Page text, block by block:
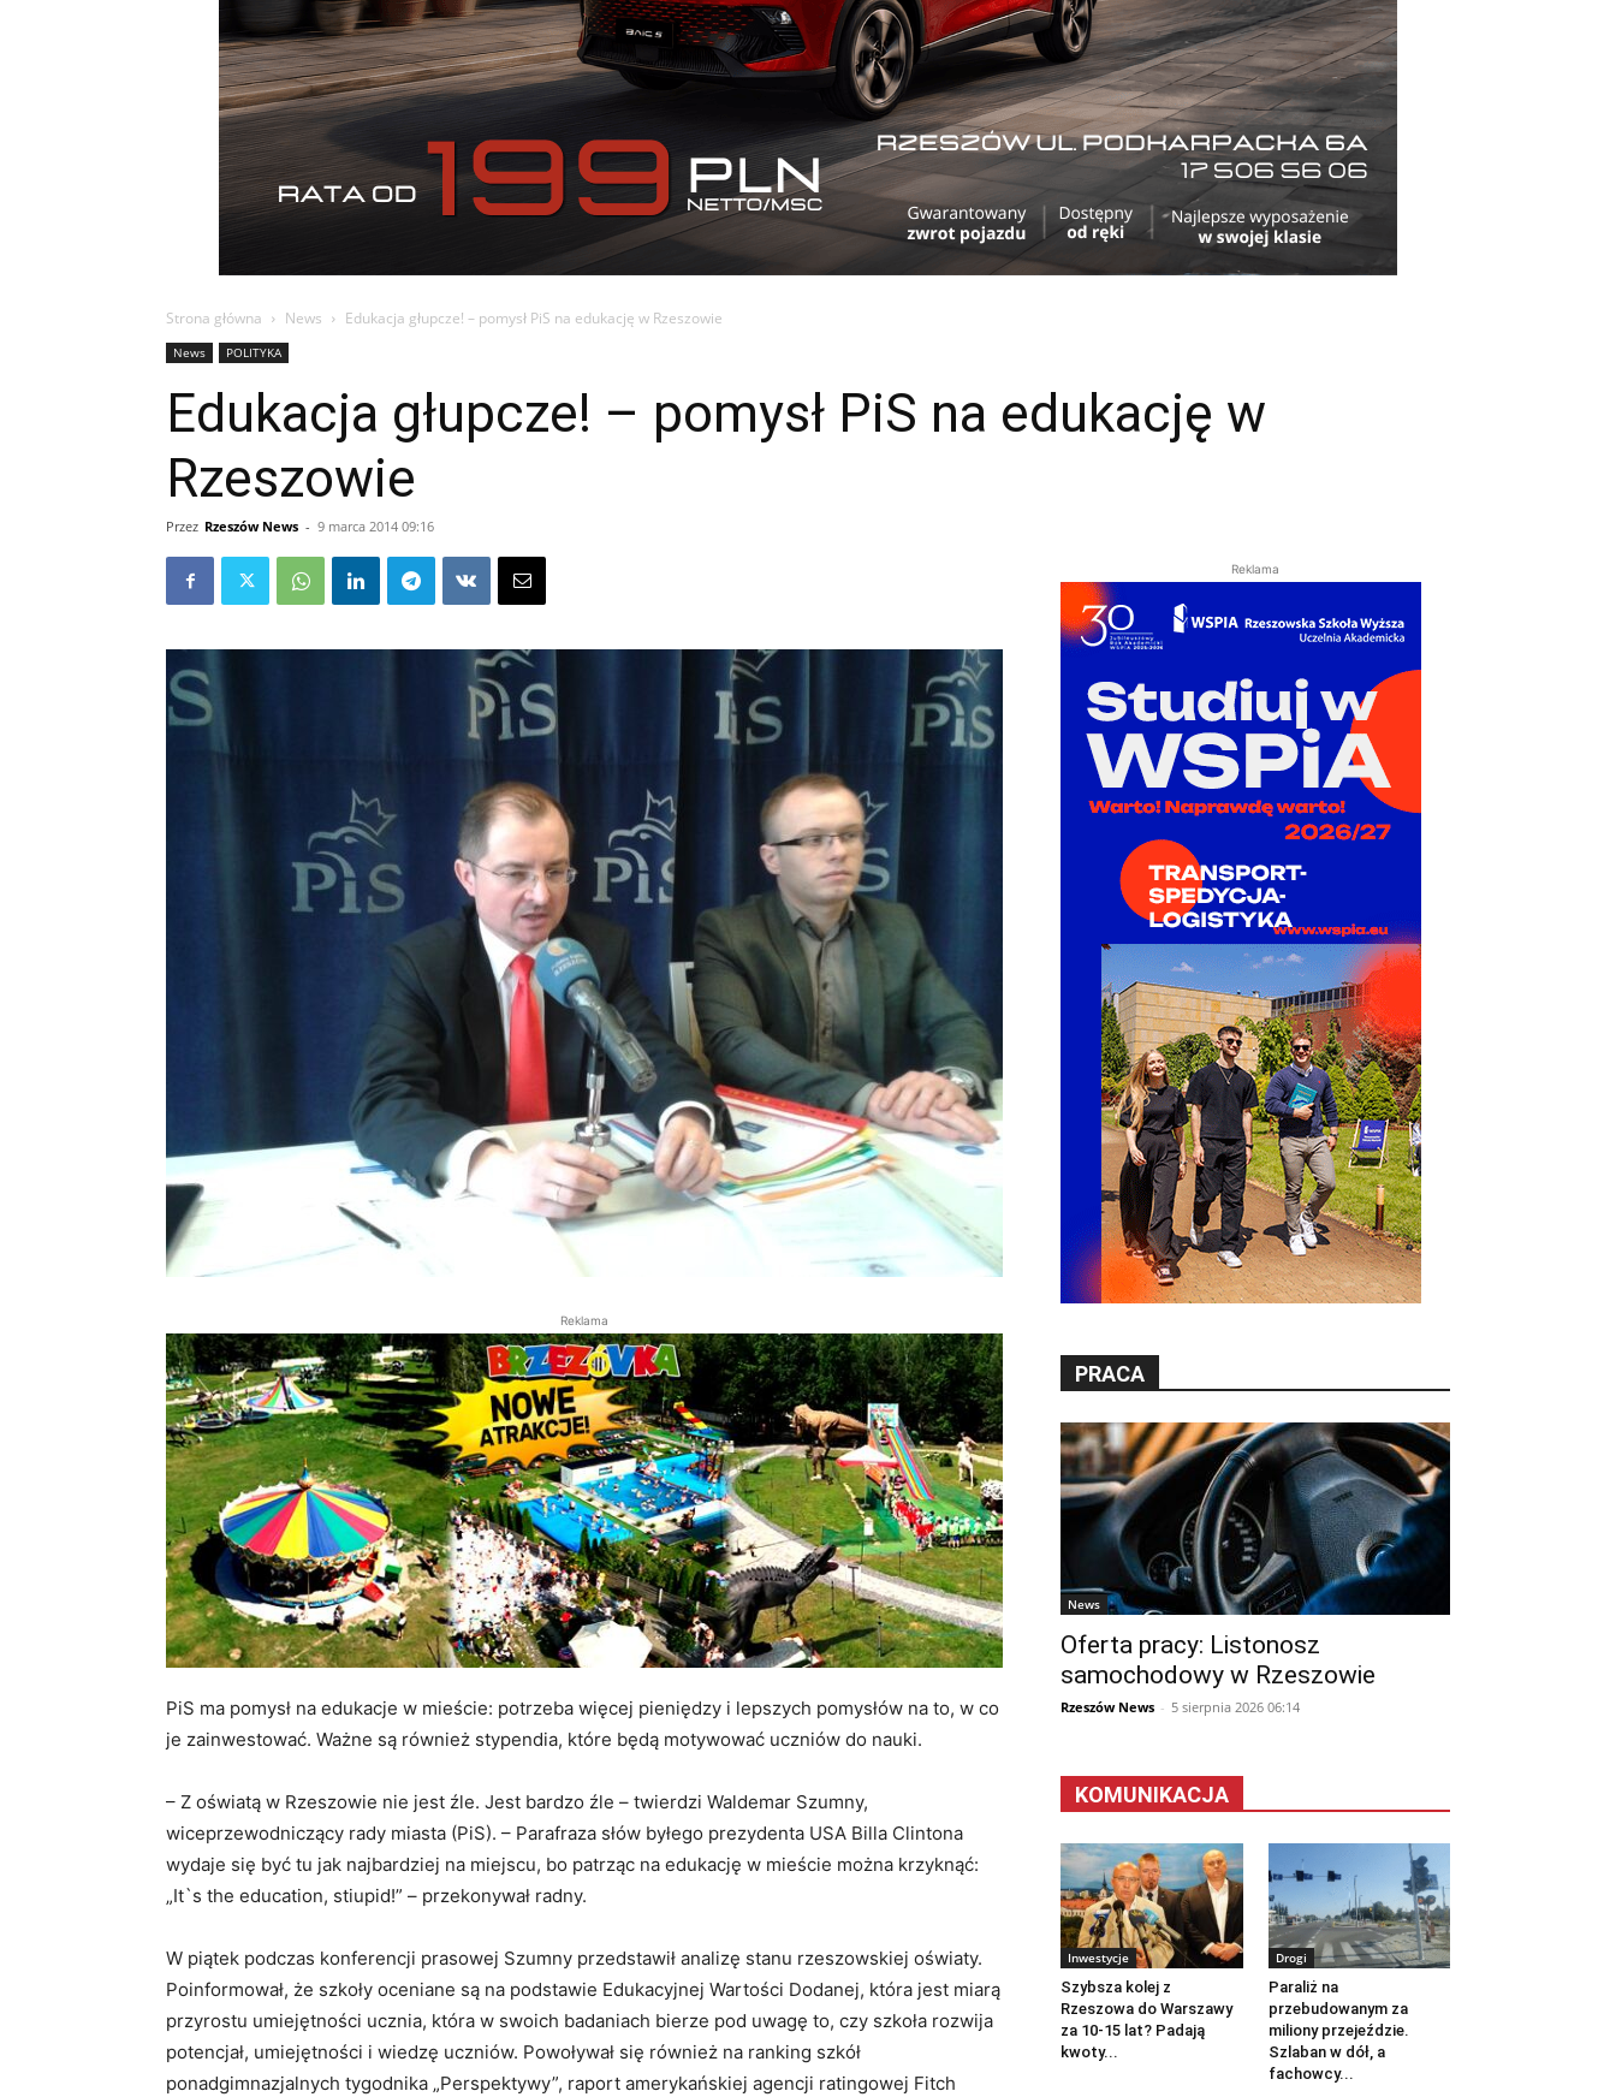
Strona główna News Edukacja głupcze! – pomysł PiS na edukację w Rzeszowie
News POLITYKA
Edukacja głupcze! – pomysł PiS na edukację w
Rzeszowie
Przez Rzeszów News - 9 marca 2014 09:16
Reklama
PiS ma pomysł na edukacje w mieście: potrzeba więcej pieniędzy i lepszych pomysłów na to, w co
je zainwestować. Ważne są również stypendia, które będą motywować uczniów do nauki.
– Z oświatą w Rzeszowie nie jest źle. Jest bardzo źle – twierdzi Waldemar Szumny,
wiceprzewodniczący rady miasta (PiS). – Parafraza słów byłego prezydenta USA Billa Clintona
wydaje się być tu jak najbardziej na miejscu, bo patrząc na edukację w mieście można krzyknąć:
„It`s the education, stiupid!” – przekonywał radny.
W piątek podczas konferencji prasowej Szumny przedstawił analizę stanu rzeszowskiej oświaty.
Poinformował, że szkoły oceniane są na podstawie Edukacyjnej Wartości Dodanej, która jest miarą
przyrostu umiejętności ucznia, która w swoich badaniach bierze pod uwagę to, czy szkoła rozwija
potencjał, umiejętności i wiedzę uczniów. Powoływał się również na ranking szkół
ponadgimnazjalnych tygodnika „Perspektywy”, raport amerykańskiej agencji ratingowej Fitch
Reklama
PRACA
News
Oferta pracy: Listonosz
samochodowy w Rzeszowie
Rzeszów News - 5 sierpnia 2026 06:14
KOMUNIKACJA
Inwestycje
Szybsza kolej z
Rzeszowa do Warszawy
za 10-15 lat? Padają
kwoty...
Drogi
Paraliż na
przebudowanym za
miliony przejeździe.
Szlaban w dół, a
fachowcy...